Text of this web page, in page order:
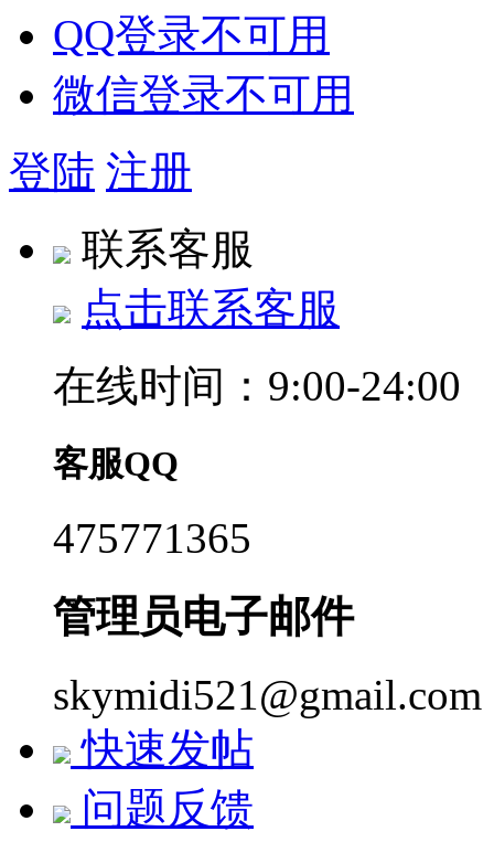
QQ登录不可用
微信登录不可用
登陆 注册
联系客服
点击联系客服
在线时间：9:00-24:00
客服QQ
475771365
管理员电子邮件
skymidi521@gmail.com
快速发帖
问题反馈